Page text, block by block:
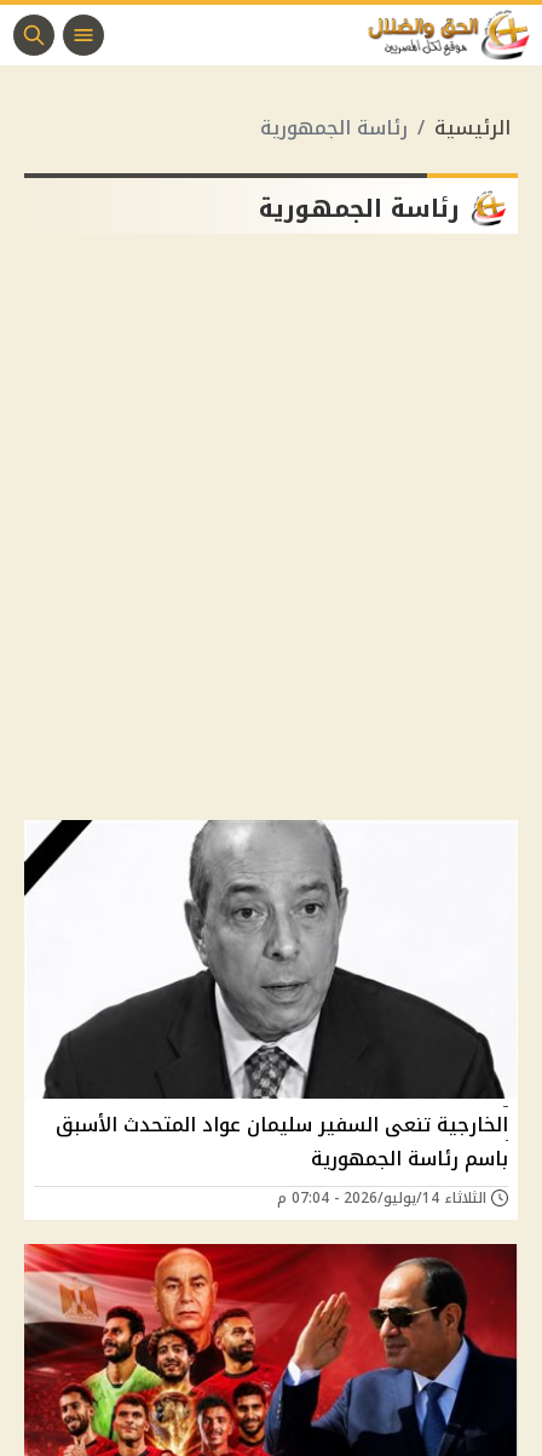
الرئيسية رئاسة الجمهورية
رئاسة الجمهورية
الخارجية تنعى السفير سليمان عواد المتحدث الأسبق
باسم رئاسة الجمهورية
الثلاثاء 14/يوليو/2026 - 07:04 م